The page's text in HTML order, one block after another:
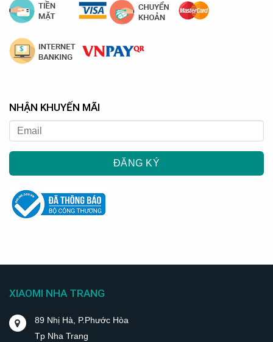
NHẬN KHUYẾN MÃI
XIAOMI NHA TRANG
89 Nhị Hà, P.Phước Hòa
Tp Nha Trang